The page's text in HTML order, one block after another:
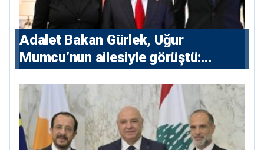
Adalet Bakan Gürlek, Uğur
Mumcu’nun ailesiyle görüştü:
devlet isterse her olayı ortaya
çıkarır”